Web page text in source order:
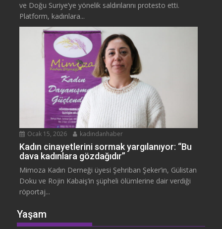
ve Doğu Suriye’ye yönelik saldırılarını protesto etti.
Platform, kadınlara...
Ocak 15, 2026 kadindanhaber
Kadın cinayetlerini sormak yargılanıyor: “Bu
dava kadınlara gözdağıdır”
Mimoza Kadın Derneği üyesi Şehriban Şeker’in, Gülistan
Doku ve Rojin Kabaiş’in şüpheli ölümlerine dair verdiği
röportaj...
Yaşam